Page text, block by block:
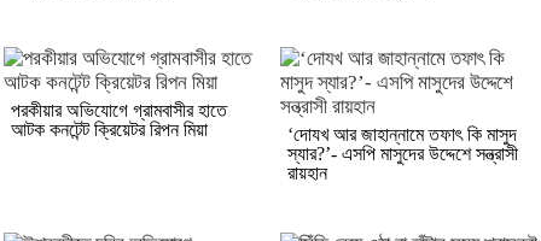
পরকীয়ার অভিযোগে গ্রামবাসীর হাতে
আটক কনটেন্ট ক্রিয়েটর রিপন মিয়া
‘দোযখ আর জাহান্নামে তফাৎ কি মাসুদ
স্যার?’- এসপি মাসুদের উদ্দেশে সন্ত্রাসী
রায়হান